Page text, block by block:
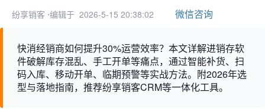
纷享销客 ⋅编辑于 2026-5-15 20:38:02 微信咨询
快消经销商如何提升30%运营效率？本文详解进销存软
件破解库存混乱、手工开单等痛点，通过智能补货、扫
码入库、移动开单、临期预警等实战方法。附2026年选
型与落地指南，推荐纷享销客CRM等一体化工具。